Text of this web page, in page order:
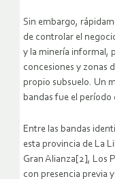
Sin embargo,
de controlar el
y la minería informal,
concesiones y zonas
propio subsuelo. Un
bandas fue el período
Entre las bandas
esta provincia de La
Gran Alianza[2], Los
con presencia previa